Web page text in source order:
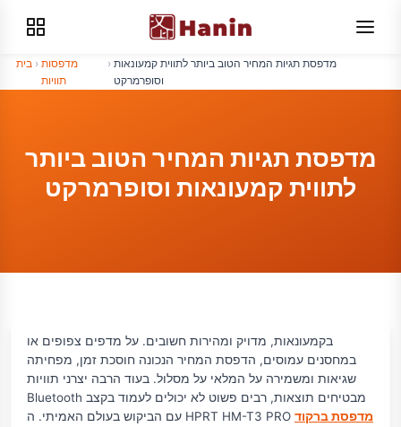
בית › מדפסות
תוויות
› מדפסת תגיות המחיר הטוב ביותר לתווית קמעונאות
וסופרמרקט
מדפסת תגיות המחיר הטוב ביותר
לתווית קמעונאות וסופרמרקט
בקמעונאות, מדויק ומהירות חשובים. על מדפים צפופים או
במחסנים עמוסים, הדפסת המחיר הנכונה חוסכת זמן, מפחיתה
שגיאות ומשמירה על המלאי על מסלול. בעוד הרבה יצרני תוויות
Bluetooth מבטיחים תוצאות, רבים פשוט לא יכולים לעמוד בקצב
עם הביקוש בעולם האמיתי. ה HPRT HM-T3 PRO מדפסת ברקוד